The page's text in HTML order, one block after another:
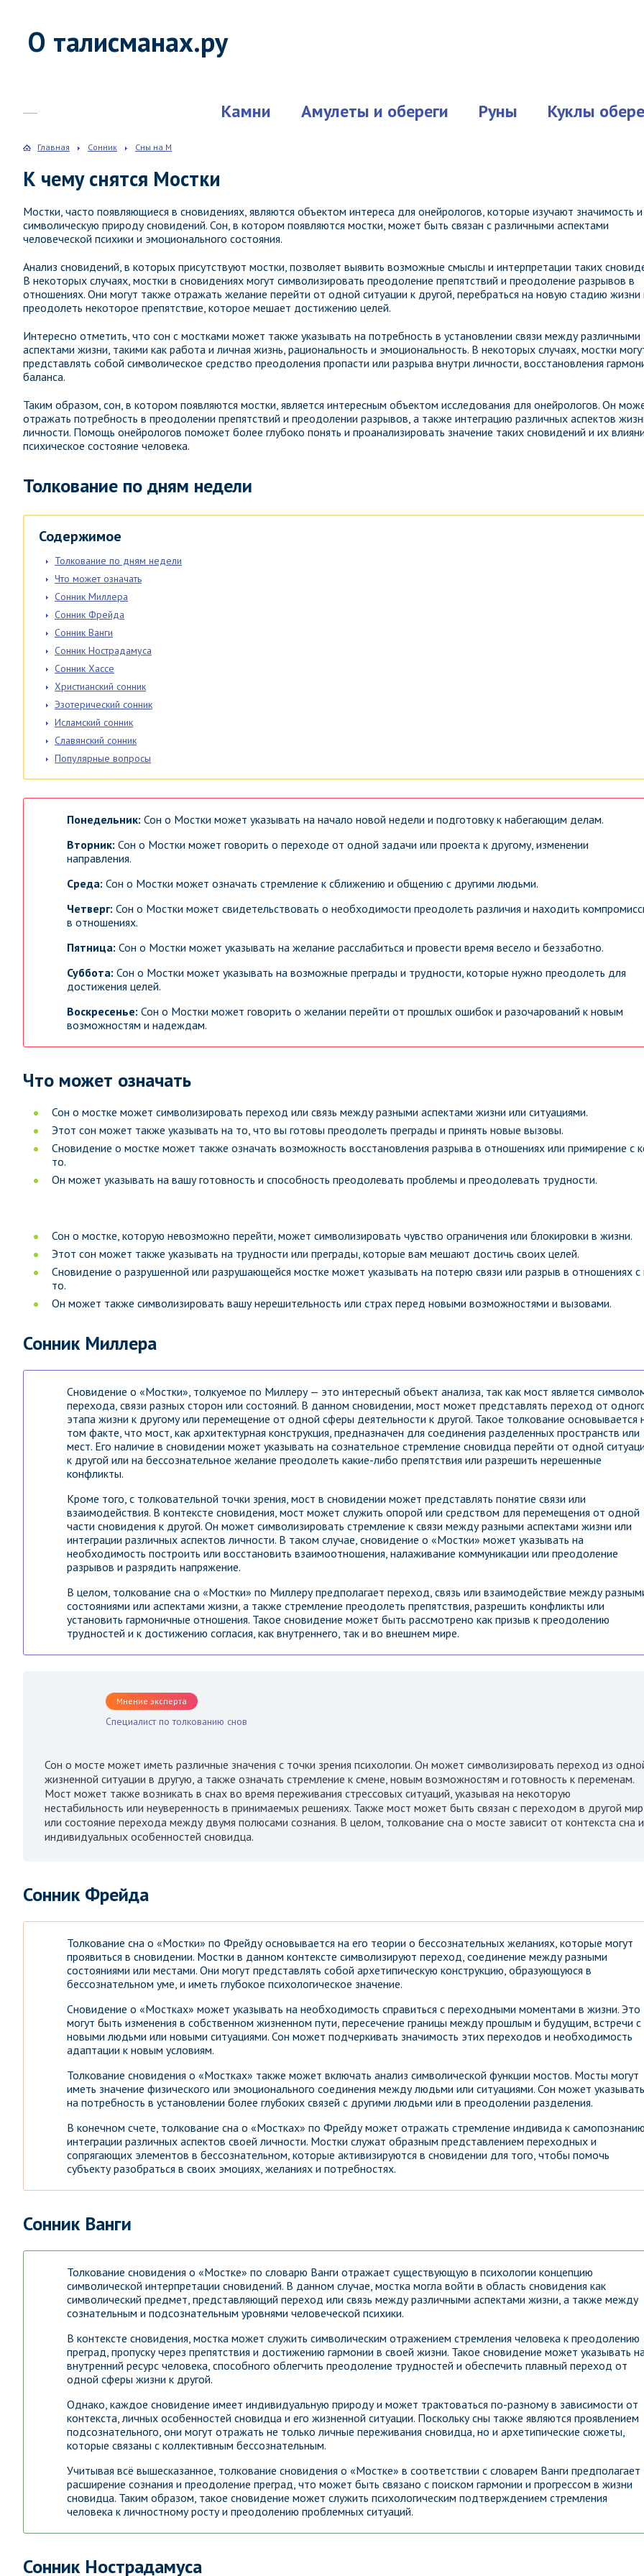
О талисманах.ру
Камни Амулеты и обереги Руны Куклы
Главная Сонник Сны на М
К чему снятся Мостки
Мостки, часто появляющиеся в сновидениях, являются объектом интереса для онейрологов, которые изучают значимость и
символическую природу сновидений. Сон, в котором появляются мостки, может быть связан с различными аспектами
человеческой психики и эмоционального состояния.
Анализ сновидений, в которых присутствуют мостки, позволяет выявить возможные смыслы и интерпретации таких
В некоторых случаях, мостки в сновидениях могут символизировать преодоление препятствий и преодоление разрывов в
отношениях. Они могут также отражать желание перейти от одной ситуации к другой, перебраться на новую стадию жизни
преодолеть некоторое препятствие, которое мешает достижению целей.
Интересно отметить, что сон с мостками может также указывать на потребность в установлении связи между различными
аспектами жизни, такими как работа и личная жизнь, рациональность и эмоциональность. В некоторых случаях, мостки
представлять собой символическое средство преодоления пропасти или разрыва внутри личности, восстановления
баланса.
Таким образом, сон, в котором появляются мостки, является интересным объектом исследования для онейрологов. Он
отражать потребность в преодолении препятствий и преодолении разрывов, а также интеграцию различных аспектов
личности. Помощь онейрологов поможет более глубоко понять и проанализировать значение таких сновидений и их
психическое состояние человека.
Толкование по дням недели
Содержимое
Толкование по дням недели
Что может означать
Сонник Миллера
Сонник Фрейда
Сонник Ванги
Сонник Нострадамуса
Сонник Хассе
Христианский сонник
Эзотерический сонник
Исламский сонник
Славянский сонник
Популярные вопросы
Понедельник: Сон о Мостки может указывать на начало новой недели и подготовку к набегающим делам.
Вторник: Сон о Мостки может говорить о переходе от одной задачи или проекта к другому, изменении
направления.
Среда: Сон о Мостки может означать стремление к сближению и общению с другими людьми.
Четверг: Сон о Мостки может свидетельствовать о необходимости преодолеть различия и находить
в отношениях.
Пятница: Сон о Мостки может указывать на желание расслабиться и провести время весело и беззаботно.
Суббота: Сон о Мостки может указывать на возможные преграды и трудности, которые нужно преодолеть для
достижения целей.
Воскресенье: Сон о Мостки может говорить о желании перейти от прошлых ошибок и разочарований к новым
возможностям и надеждам.
Что может означать
Сон о мостке может символизировать переход или связь между разными аспектами жизни или ситуациями.
Этот сон может также указывать на то, что вы готовы преодолеть преграды и принять новые вызовы.
Сновидение о мостке может также означать возможность восстановления разрыва в отношениях или примирение с
то.
Он может указывать на вашу готовность и способность преодолевать проблемы и преодолевать трудности.
Сон о мостке, которую невозможно перейти, может символизировать чувство ограничения или блокировки в жизни.
Этот сон может также указывать на трудности или преграды, которые вам мешают достичь своих целей.
Сновидение о разрушенной или разрушающейся мостке может указывать на потерю связи или разрыв в отношениях
то.
Он может также символизировать вашу нерешительность или страх перед новыми возможностями и вызовами.
Сонник Миллера
Сновидение о «Мостки», толкуемое по Миллеру — это интересный объект анализа, так как мост является
перехода, связи разных сторон или состояний. В данном сновидении, мост может представлять переход от
этапа жизни к другому или перемещение от одной сферы деятельности к другой. Такое толкование основывается
том факте, что мост, как архитектурная конструкция, предназначен для соединения разделенных пространств или
мест. Его наличие в сновидении может указывать на сознательное стремление сновидца перейти от одной
к другой или на бессознательное желание преодолеть какие-либо препятствия или разрешить нерешенные
конфликты.
Кроме того, с толковательной точки зрения, мост в сновидении может представлять понятие связи или
взаимодействия. В контексте сновидения, мост может служить опорой или средством для перемещения от одной
части сновидения к другой. Он может символизировать стремление к связи между разными аспектами жизни или
интеграции различных аспектов личности. В таком случае, сновидение о «Мостки» может указывать на
необходимость построить или восстановить взаимоотношения, налаживание коммуникации или преодоление
разрывов и разрядить напряжение.
В целом, толкование сна о «Мостки» по Миллеру предполагает переход, связь или взаимодействие между
состояниями или аспектами жизни, а также стремление преодолеть препятствия, разрешить конфликты или
установить гармоничные отношения. Такое сновидение может быть рассмотрено как призыв к преодолению
трудностей и к достижению согласия, как внутреннего, так и во внешнем мире.
Мнение эксперта
Специалист по толкованию снов
Сон о мосте может иметь различные значения с точки зрения психологии. Он может символизировать переход из
жизненной ситуации в другую, а также означать стремление к смене, новым возможностям и готовность к переменам.
Мост может также возникать в снах во время переживания стрессовых ситуаций, указывая на некоторую
нестабильность или неуверенность в принимаемых решениях. Также мост может быть связан с переходом в другой мир
или состояние перехода между двумя полюсами сознания. В целом, толкование сна о мосте зависит от контекста сна и
индивидуальных особенностей сновидца.
Сонник Фрейда
Толкование сна о «Мостки» по Фрейду основывается на его теории о бессознательных желаниях, которые могут
проявиться в сновидении. Мостки в данном контексте символизируют переход, соединение между разными
состояниями или местами. Они могут представлять собой архетипическую конструкцию, образующуюся в
бессознательном уме, и иметь глубокое психологическое значение.
Сновидение о «Мостках» может указывать на необходимость справиться с переходными моментами в жизни. Это
могут быть изменения в собственном жизненном пути, пересечение границы между прошлым и будущим, встречи с
новыми людьми или новыми ситуациями. Сон может подчеркивать значимость этих переходов и необходимость
адаптации к новым условиям.
Толкование сновидения о «Мостках» также может включать анализ символической функции мостов. Мосты могут
иметь значение физического или эмоционального соединения между людьми или ситуациями. Сон может указывать
на потребность в установлении более глубоких связей с другими людьми или в преодолении разделения.
В конечном счете, толкование сна о «Мостках» по Фрейду может отражать стремление индивида к
интеграции различных аспектов своей личности. Мостки служат образным представлением переходных и
сопрягающих элементов в бессознательном, которые активизируются в сновидении для того, чтобы помочь
субъекту разобраться в своих эмоциях, желаниях и потребностях.
Сонник Ванги
Толкование сновидения о «Мостке» по словарю Ванги отражает существующую в психологии концепцию
символической интерпретации сновидений. В данном случае, мостка могла войти в область сновидения как
символический предмет, представляющий переход или связь между различными аспектами жизни, а также между
сознательным и подсознательным уровнями человеческой психики.
В контексте сновидения, мостка может служить символическим отражением стремления человека к преодолению
преград, пропуску через препятствия и достижению гармонии в своей жизни. Такое сновидение может указывать
внутренний ресурс человека, способного облегчить преодоление трудностей и обеспечить плавный переход от
одной сферы жизни к другой.
Однако, каждое сновидение имеет индивидуальную природу и может трактоваться по-разному в зависимости от
контекста, личных особенностей сновидца и его жизненной ситуации. Поскольку сны также являются проявлением
подсознательного, они могут отражать не только личные переживания сновидца, но и архетипические сюжеты,
которые связаны с коллективным бессознательным.
Учитывая всё вышесказанное, толкование сновидения о «Мостке» в соответствии с словарем Ванги предполагает
расширение сознания и преодоление преград, что может быть связано с поиском гармонии и прогрессом в жизни
сновидца. Таким образом, такое сновидение может служить психологическим подтверждением стремления
человека к личностному росту и преодолению проблемных ситуаций.
Сонник Нострадамуса